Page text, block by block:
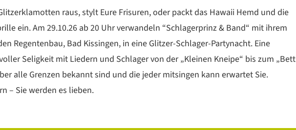
raus, stylt Eure Frisuren, oder packt das Hawaii Hemd und die
ein. Am 29.10.26 ab 20 Uhr verwandeln “Schlagerprinz & Band“ mit ihrem
Regentenbau, Bad Kissingen, in eine Glitzer-Schlager-Partynacht. Eine
Seligkeit mit Liedern und Schlager von der „Kleinen Kneipe“ bis zum „Bett
alle Grenzen bekannt sind und die jeder mitsingen kann erwartet Sie.
– Sie werden es lieben.